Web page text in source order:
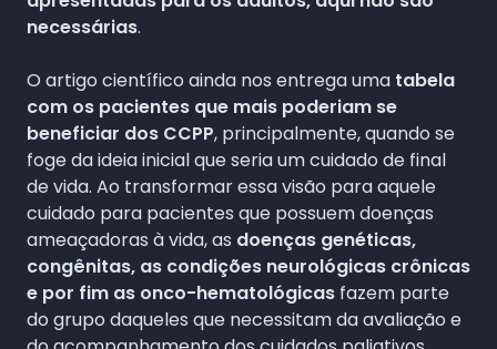
necessárias.
O artigo científico ainda nos entrega uma tabela
com os pacientes que mais poderiam se
beneficiar dos CCPP, principalmente, quando se
foge da ideia inicial que seria um cuidado de final
de vida. Ao transformar essa visão para aquele
cuidado para pacientes que possuem doenças
ameaçadoras à vida, as doenças genéticas,
congênitas, as condições neurológicas crônicas
e por fim as onco-hematológicas fazem parte
do grupo daqueles que necessitam da avaliação e